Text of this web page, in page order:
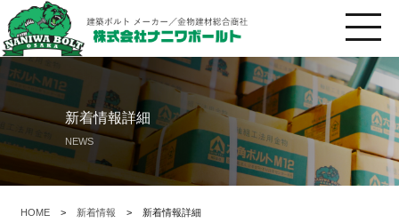
新着情報詳細
NEWS
HOME > 新着情報 > 新着情報詳細